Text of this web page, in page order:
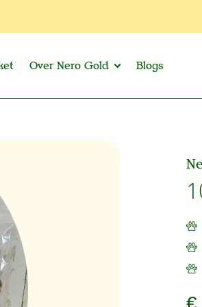
Over Nero Gold Blogs